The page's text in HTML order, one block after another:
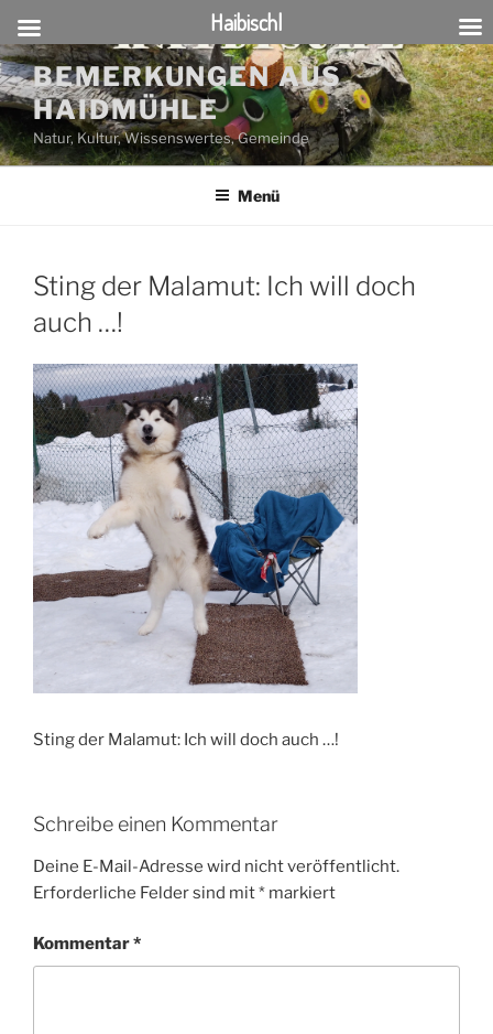
Zum
Inhalt
springen
BEMERKUNGEN AUS
HAIDMÜHLE
Natur, Kultur, Wissenswertes, Gemeinde
Menü
Sting der Malamut: Ich will doch
auch …!
Sting der Malamut: Ich will doch auch …!
Schreibe einen Kommentar
Deine E-Mail-Adresse wird nicht veröffentlicht.
Erforderliche Felder sind mit* markiert
Kommentar*
Haibischl